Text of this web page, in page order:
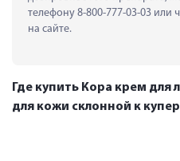
телефону 8-800-777-03-03 или
на сайте.
Где купить Кора крем для
для кожи склонной к